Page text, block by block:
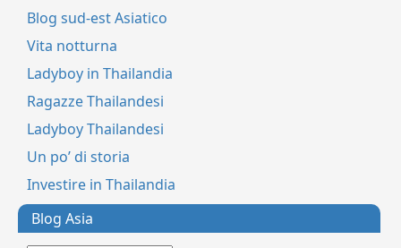
Blog sud-est Asiatico
Vita notturna
Ladyboy in Thailandia
Ragazze Thailandesi
Ladyboy Thailandesi
Un po’ di storia
Investire in Thailandia
Blog Asia